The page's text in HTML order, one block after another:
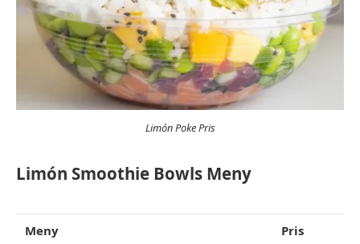
Limón Poke Pris
Limón Smoothie Bowls Meny
Meny Pris